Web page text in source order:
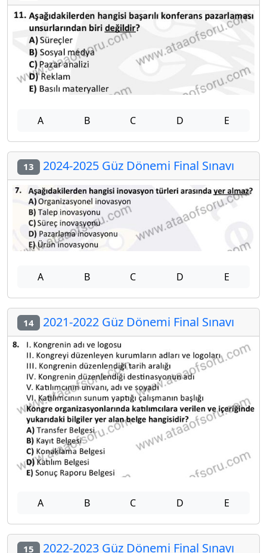
A B C D E
13 2024-2025 Güz Dönemi Final Sınavı
A B C D E
14 2021-2022 Güz Dönemi Final Sınavı
A B C D E
15 2022-2023 Güz Dönemi Final Sınavı